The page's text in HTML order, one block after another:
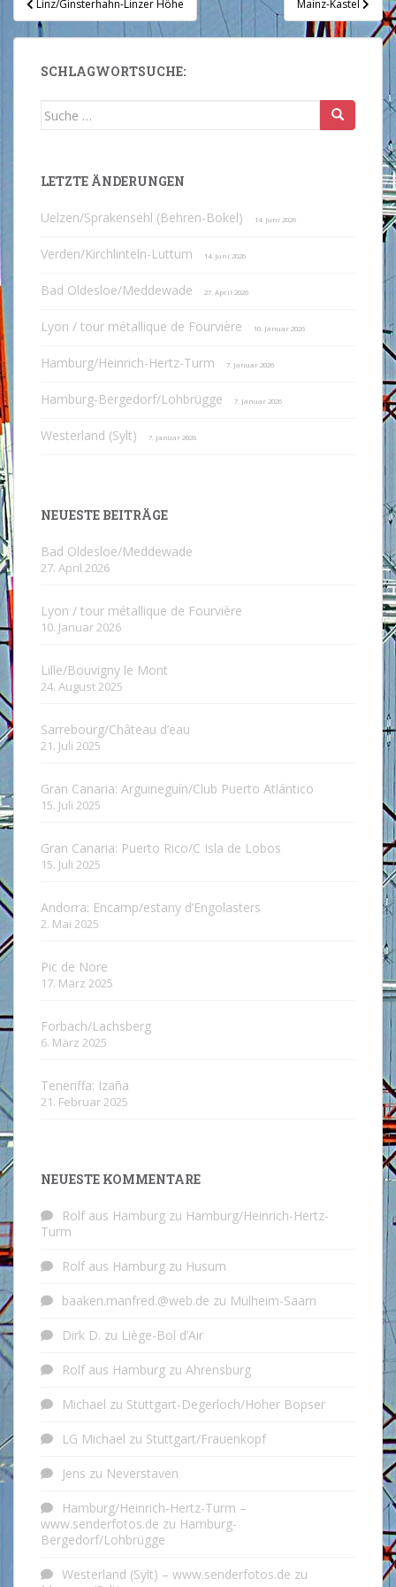
Linz/Ginsterhahn-Linzer Höhe Mainz-Kastel
SCHLAGWORTSUCHE:
Suche
LETZTE ÄNDERUNGEN
Uelzen/Sprakensehl (Behren-Bokel) 14. Juni 2026
Verden/Kirchlinteln-Luttum 14. Juni 2026
Bad Oldesloe/Meddewade 27. April 2026
Lyon / tour métallique de Fourvière 10. Januar 2026
Hamburg/Heinrich-Hertz-Turm 7. Januar 2026
Hamburg-Bergedorf/Lohbrügge 7. Januar 2026
Westerland (Sylt) 7. Januar 2026
NEUESTE BEITRÄGE
Bad Oldesloe/Meddewade
27. April 2026
Lyon / tour métallique de Fourvière
10. Januar 2026
Lille/Bouvigny le Mont
24. August 2025
Sarrebourg/Château d’eau
21. Juli 2025
Gran Canaria: Arguineguín/Club Puerto Atlántico
15. Juli 2025
Gran Canaria: Puerto Rico/C Isla de Lobos
15. Juli 2025
Andorra: Encamp/estany d’Engolasters
2. Mai 2025
Pic de Nore
17. März 2025
Forbach/Lachsberg
6. März 2025
Teneriffa: Izaña
21. Februar 2025
NEUESTE KOMMENTARE
Rolf aus Hamburg zu Hamburg/Heinrich-Hertz-
Turm
Rolf aus Hamburg zu Husum
baaken.manfred.@web.de zu Mülheim-Saarn
Dirk D. zu Liège-Bol d’Air
Rolf aus Hamburg zu Ahrensburg
Michael zu Stuttgart-Degerloch/Hoher Bopser
LG Michael zu Stuttgart/Frauenkopf
Jens zu Neverstaven
Hamburg/Heinrich-Hertz-Turm –
www.senderfotos.de zu Hamburg-
Bergedorf/Lohbrügge
Westerland (Sylt) – www.senderfotos.de zu